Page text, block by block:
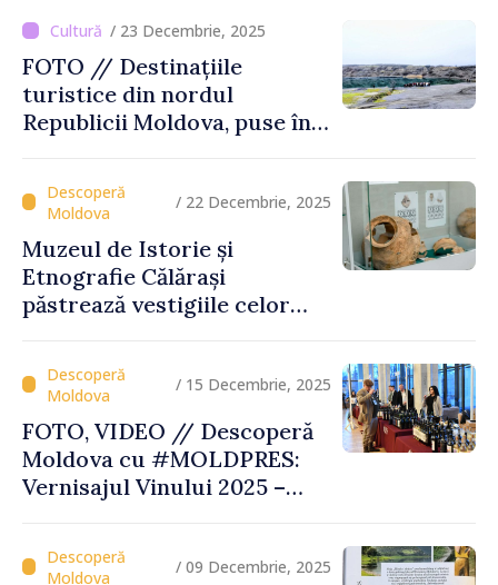
Muzeul din Tartaul
/ 23 Decembrie, 2025
FOTO // Destinațiile
turistice din nordul
Republicii Moldova, puse în
/ 22 Decembrie, 2025
Muzeul de Istorie și
Etnografie Călărași
păstrează vestigiile celor
/ 15 Decembrie, 2025
FOTO, VIDEO // Descoperă
Moldova cu #MOLDPRES:
Vernisajul Vinului 2025 –
semnul Vinului Moldovei
/ 09 Decembrie, 2025